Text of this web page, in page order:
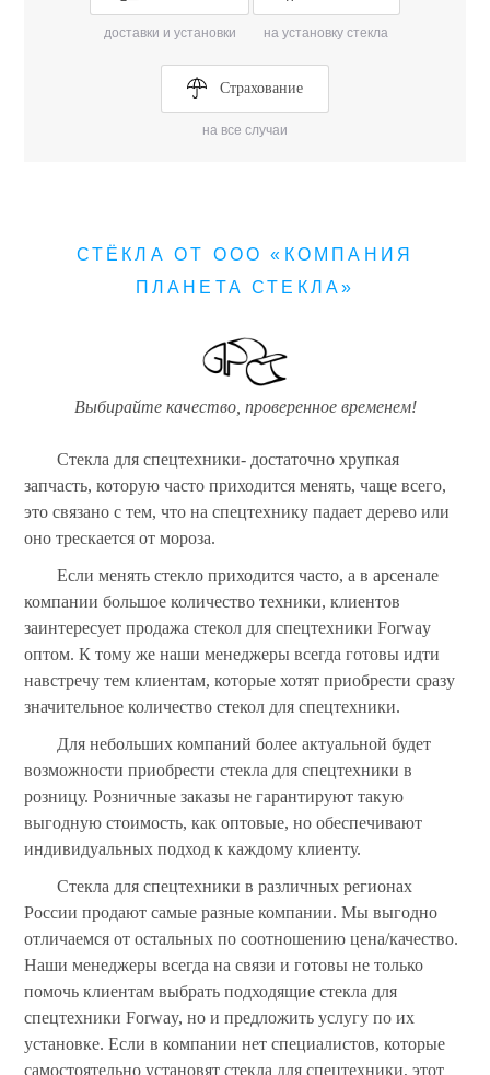
доставки и установки на установку стекла
Страхование
на все случаи
СТЁКЛА ОТ ООО «КОМПАНИЯ
ПЛАНЕТА СТЕКЛА»
Выбирайте качество, проверенное временем!
Стекла для спецтехники- достаточно хрупкая
запчасть, которую часто приходится менять, чаще всего,
это связано с тем, что на спецтехнику падает дерево или
оно трескается от мороза.
Если менять стекло приходится часто, а в арсенале
компании большое количество техники, клиентов
заинтересует продажа стекол для спецтехники Forway
оптом. К тому же наши менеджеры всегда готовы идти
навстречу тем клиентам, которые хотят приобрести сразу
значительное количество стекол для спецтехники.
Для небольших компаний более актуальной будет
возможности приобрести стекла для спецтехники в
розницу. Розничные заказы не гарантируют такую
выгодную стоимость, как оптовые, но обеспечивают
индивидуальных подход к каждому клиенту.
Стекла для спецтехники в различных регионах
России продают самые разные компании. Мы выгодно
отличаемся от остальных по соотношению цена/качество.
Наши менеджеры всегда на связи и готовы не только
помочь клиентам выбрать подходящие стекла для
спецтехники Forway, но и предложить услугу по их
установке. Если в компании нет специалистов, которые
самостоятельно установят стекла для спецтехники, этот